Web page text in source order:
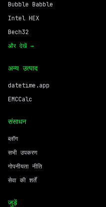
Bubble Babble
Intel HEX
Bech32
और देखें →
अन्य उत्पाद
datetime.app
EMCCalc
संसाधन
ब्लॉग
सभी उपकरण
गोपनीयता नीति
सेवा की शर्तें
जुड़ें